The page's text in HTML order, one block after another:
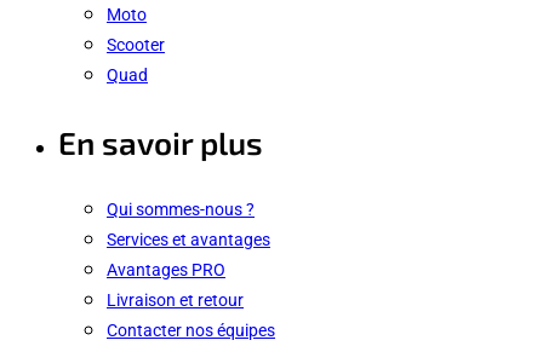
Moto
Scooter
Quad
En savoir plus
Qui sommes-nous ?
Services et avantages
Avantages PRO
Livraison et retour
Contacter nos équipes